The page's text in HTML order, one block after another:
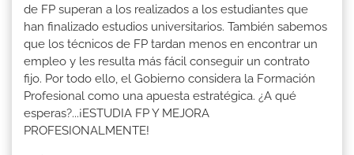
de FP superan a los realizados a los estudiantes que
han finalizado estudios universitarios. También sabemos
que los técnicos de FP tardan menos en encontrar un
empleo y les resulta más fácil conseguir un contrato
fijo. Por todo ello, el Gobierno considera la Formación
Profesional como una apuesta estratégica. ¿A qué
esperas?...¡ESTUDIA FP Y MEJORA
PROFESIONALMENTE!